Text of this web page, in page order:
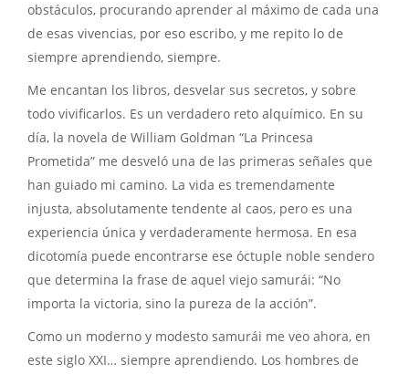
obstáculos, procurando aprender al máximo de cada una
de esas vivencias, por eso escribo, y me repito lo de
siempre aprendiendo, siempre.
Me encantan los libros, desvelar sus secretos, y sobre
todo vivificarlos. Es un verdadero reto alquímico. En su
día, la novela de William Goldman “La Princesa
Prometida” me desveló una de las primeras señales que
han guiado mi camino. La vida es tremendamente
injusta, absolutamente tendente al caos, pero es una
experiencia única y verdaderamente hermosa. En esa
dicotomía puede encontrarse ese óctuple noble sendero
que determina la frase de aquel viejo samurái: “No
importa la victoria, sino la pureza de la acción”.
Como un moderno y modesto samurái me veo ahora, en
este siglo XXI… siempre aprendiendo. Los hombres de